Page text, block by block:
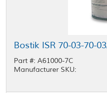
Part #: A61000-7C
Manufacturer SKU: